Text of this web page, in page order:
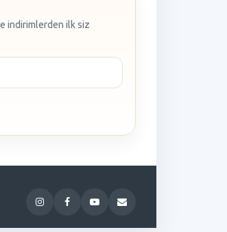
indirimlerden ilk siz